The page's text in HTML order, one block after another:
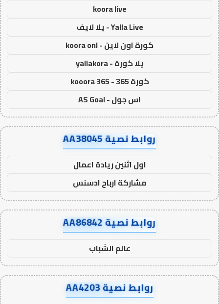
koora live
Yalla Live - يلا لايف
كورة اون لاين - koora onl
يلا كورة - yallakora
كورة 365 - kooora 365
اس جول - AS Goal
روابط نصية AA38045
اول اثنين ريادة اعمال
مشاركة ارباح ادسنس
روابط نصية AA86842
عالم الشباب
روابط نصية AA4203